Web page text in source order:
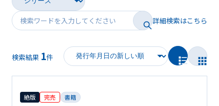
映像
電子BOOK
著者一覧
詳細検索はこちら
検索結果 1件
絶版 完売 書籍